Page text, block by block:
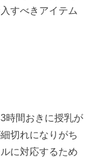
すべきアイテム
時間おきに授乳が
切れになりがち
に対応するため